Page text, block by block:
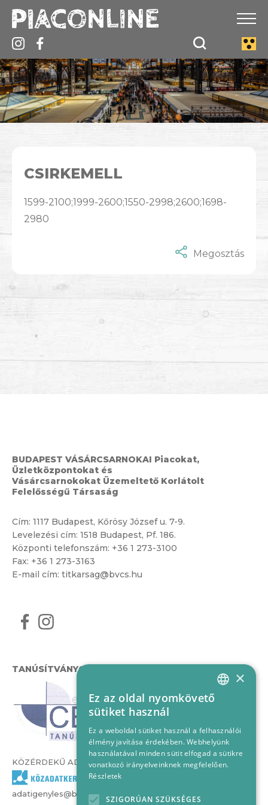
CSIRKEMELL
1599-2100;1999-2600;1550-2998;2600;1698-
2980
Megosztás
BUDAPEST VÁSÁRCSARNOKAI Piacokat,
Üzletközpontokat és
Vásárcsarnokokat Üzemeltető Korlátolt
Felelősségű Társaság
Cím: 1117 Budapest, Kőrösy József u. 7-9.
Levelezési cím: 1518 Budapest, Pf. 186.
Központi telefonszám: +36 1 273-3100
Fax: +36 1 273-3163
E-mail cím: titkarsag@bvcs.hu
TANÚSÍTVÁNYOK
KÖZÉRDEKŰ ADATOK
adatigenyles@bvcs.hu
HUNGARIAN
×
Ez az oldal nyomkövető
sütiket használ
Ez a weboldal sütiket használ a felhasználói
élmény javítása érdekében. Webhelyünk
használatával minden sütit elfogad a sütikre
vonatkozó irányelveinknek megfelelően.
Részletek
SZIGORÚAN SZÜKSÉGES